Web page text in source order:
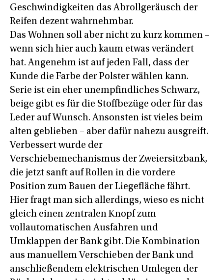
Geschwindigkeiten das Abrollgeräusch der
Reifen dezent wahrnehmbar.
Das Wohnen soll aber nicht zu kurz kommen –
wenn sich hier auch kaum etwas verändert
hat. Angenehm ist auf jeden Fall, dass der
Kunde die Farbe der Polster wählen kann.
Serie ist ein eher unempfindliches Schwarz,
beige gibt es für die Stoffbezüge oder für das
Leder auf Wunsch. Ansonsten ist vieles beim
alten geblieben – aber dafür nahezu ausgreift.
Verbessert wurde der
Verschiebemechanismus der Zweiersitzbank,
die jetzt sanft auf Rollen in die vordere
Position zum Bauen der Liegefläche fährt.
Hier fragt man sich allerdings, wieso es nicht
gleich einen zentralen Knopf zum
vollautomatischen Ausfahren und
Umklappen der Bank gibt. Die Kombination
aus manuellem Verschieben der Bank und
anschließendem elektrischen Umlegen der